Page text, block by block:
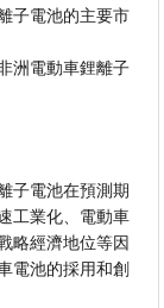
子電池的主要市
洲電動車鋰離子
子電池在預測期
工業化、電動車
略經濟地位等因
電池的採用和創